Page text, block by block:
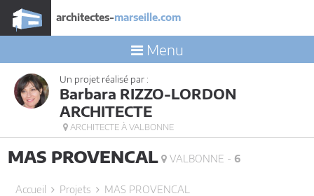
architectes-marseille.com
Menu
Un projet réalisé par :
Barbara RIZZO-LORDON
ARCHITECTE
ARCHITECTE À VALBONNE
MAS PROVENCAL VALBONNE - 6
Accueil Projets MAS PROVENCAL